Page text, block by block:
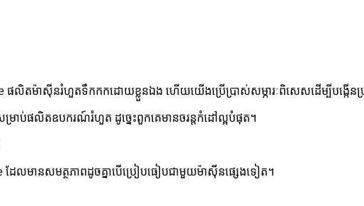
តម៉ាស៊ីនរំហួតទឹកកកដោយខ្លួនឯង ហើយយើងប្រើប្រាស់សម្ភារៈពិសេសដើម្បីបង្កើនប្
ម្រាប់ផលិតឧបករណ៍រំហួត ដូច្នេះពួកគេមានចរន្តកំដៅល្អបំផុត។
លមានសមត្ថភាពដូចគ្នាបើប្រៀបធៀបជាមួយម៉ាស៊ីនផ្សេងទៀត។